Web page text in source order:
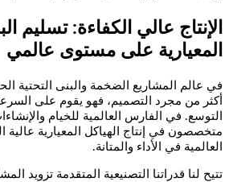
الإنتاج عالي الكفاءة: تسليم
المعيارية على مستوى عالمي
في عالم المشاريع الضخمة والبنى التحتية
أكثر من مجرد التصميم، فهو يقوم على
التوسع. في الفارس العالمية للخيام
متخصصون في إنتاج الهياكل المعيارية عالية
العالمية في الأداء والمتانة.
تتيح لنا قدراتنا التصنيعية المتقدمة تزويد